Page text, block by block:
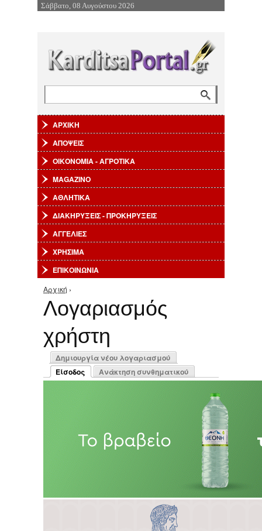
Επιστροφή στην Πλοήγηση
Σάββατο, 08 Αυγούστου 2026
ΑΡΧΙΚΗ
ΑΠΟΨΕΙΣ
ΟΙΚΟΝΟΜΙΑ - ΑΓΡΟΤΙΚΑ
MAGAZINO
ΑΘΛΗΤΙΚΑ
ΔΙΑΚΗΡΥΞΕΙΣ - ΠΡΟΚΗΡΥΞΕΙΣ
ΑΓΓΕΛΙΕΣ
ΧΡΗΣΙΜΑ
ΕΠΙΚΟΙΝΩΝΙΑ
Είστε εδώ
Αρχική ›
Λογαριασμός
χρήστη
Πρωτεύουσες καρτέλες
Δημιουργία νέου λογαριασμού
Είσοδος
(ενεργή καρτέλα)
Ανάκτηση συνθηματικού